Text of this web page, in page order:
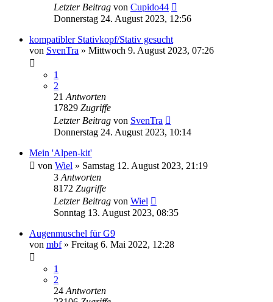
Letzter Beitrag von Cupido44
Donnerstag 24. August 2023, 12:56
kompatibler Stativkopf/Stativ gesucht
von SvenTra » Mittwoch 9. August 2023, 07:26
1
2
21 Antworten
17829 Zugriffe
Letzter Beitrag von SvenTra
Donnerstag 24. August 2023, 10:14
Mein 'Alpen-kit'
von Wiel » Samstag 12. August 2023, 21:19
3 Antworten
8172 Zugriffe
Letzter Beitrag von Wiel
Sonntag 13. August 2023, 08:35
Augenmuschel für G9
von mbf» Freitag 6. Mai 2022, 12:28
1
2
24 Antworten